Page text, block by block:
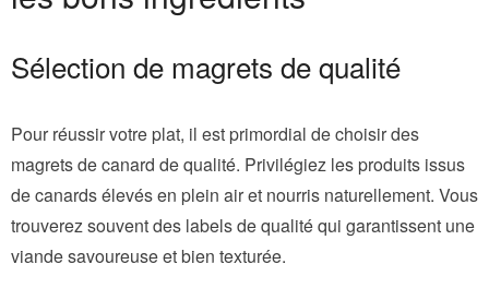
Sélection de magrets de qualité
Pour réussir votre plat, il est primordial de choisir des
magrets de canard de qualité. Privilégiez les produits issus
de canards élevés en plein air et nourris naturellement. Vous
trouverez souvent des labels de qualité qui garantissent une
viande savoureuse et bien texturée.